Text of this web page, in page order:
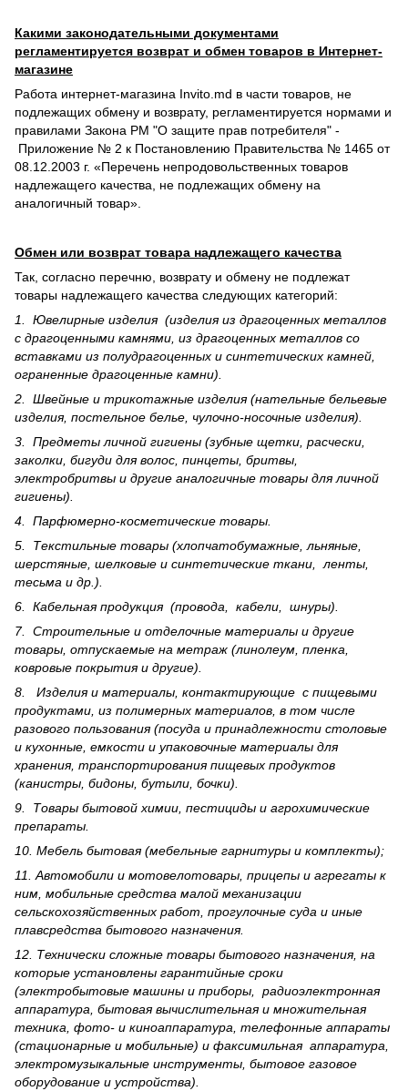
Какими законодательными документами
регламентируется возврат и обмен товаров в Интернет-
магазине
Работа интернет-магазина Invito.md в части товаров, не
подлежащих обмену и возврату, регламентируется нормами и
правилами Закона РМ "О защите прав потребителя" -
Приложение № 2 к Постановлению Правительства № 1465 от
08.12.2003 г. «Перечень непродовольственных товаров
надлежащего качества, не подлежащих обмену на
аналогичный товар».
Обмен или возврат товара надлежащего качества
Так, согласно перечню, возврату и обмену не подлежат
товары надлежащего качества следующих категорий:
1. Ювелирные изделия (изделия из драгоценных металлов
с драгоценными камнями, из драгоценных металлов со
вставками из полудрагоценных и синте­тических камней,
ограненные драгоценные камни).
2. Швейные и трикотажные изделия (нательные бельевые
изделия, постельное белье, чулочно-носочные изделия).
3. Предметы личной гигиены (зубные щетки, расчески,
заколки, бигуди для волос, пинцеты, бритвы,
электробритвы и другие аналогичные товары для личной
гигиены).
4. Парфюмерно-косметические товары.
5. Текстильные товары (хлопчатобумажные, льняные,
шерс­тя­ные, шелковые и синтетические ткани, ленты,
тесьма и др.).
6. Кабельная продукция (провода, кабели, шнуры).
7. Строительные и отделочные материалы и другие
товары, отпускаемые на метраж (линолеум, пленка,
ковровые покрытия и другие).
8. Изделия и материалы, контактирующие с пищевыми
продуктами, из полимерных материалов, в том числе
разового пользования (посуда и принадлежности столовые
и кухонные, емкости и упаковочные материалы для
хранения, транспортирования пищевых продуктов
(канистры, бидоны, бутыли, бочки).
9. Товары бытовой химии, пестициды и агрохи­мические
препараты.
10. Мебель бытовая (мебельные гарнитуры и комплекты);
11. Автомобили и мотовелотовары, прицепы и агрегаты к
ним, мобильные средства малой механизации
сельскохозяйственных работ, прогулочные суда и иные
плавсредства бытового назначения.
12. Технически сложные товары бытового назна­чения, на
которые установлены гарантийные сроки
(электробытовые машины и приборы, радиоэлектронная
аппаратура, бытовая вычислительная и множительная
техника, фото- и киноаппаратура, телефонные аппараты
(стационарные и мобильные) и факсимильная аппаратура,
электрому­зыкальные инструменты, бытовое газовое
оборудование и устройства).